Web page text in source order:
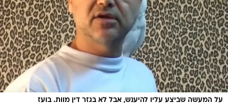
על המעשה שביצע עליו להיענש, אבל לא בגזר דין מוות. בועז